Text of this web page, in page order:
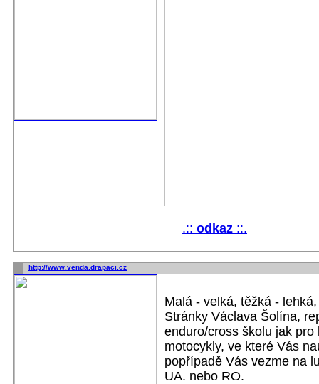
.:: odkaz ::.
http://www.venda.drapaci.cz
Malá - velká, těžká -
Stránky Václava Šolína,
enduro/cross školu jak
motocykly, ve které Vás
popřípadě Vás vezme na
UA. nebo RO.